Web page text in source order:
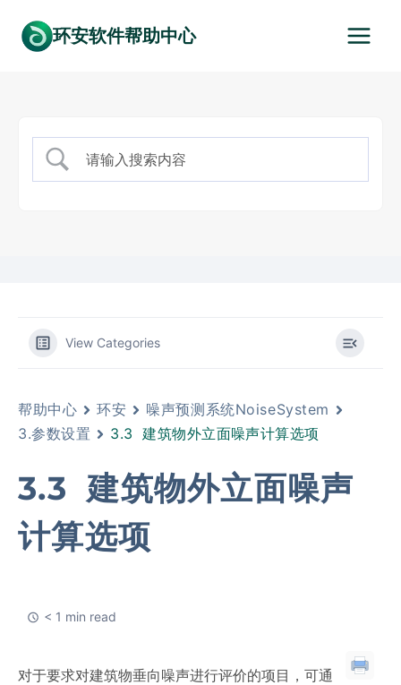
环安软件帮助中心
View Categories
帮助中心 环安
噪声预测系统NoiseSystem
3.参数设置
3.3 建筑物外立面噪声计算选项
3.3 建筑物外立面噪声
计算选项
< 1 min read
对于要求对建筑物垂向噪声进行评价的项目，可通